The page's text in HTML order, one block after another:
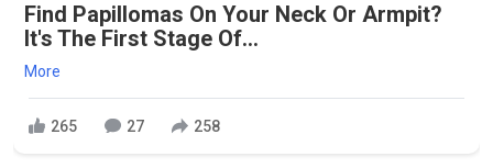
Find Papillomas On Your Neck Or Armpit?
It's The First Stage Of...
More
265 27 258